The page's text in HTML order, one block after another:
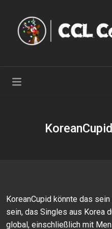
KoreanCupid könnte das
sein, das Singles aus Korea
global, einschließlich mit